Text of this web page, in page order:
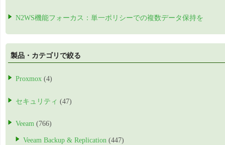
N2WS機能フォーカス：単一ポリシーでの複数データ保持を
製品・カテゴリで絞る
Proxmox (4)
セキュリティ (47)
Veeam (766)
Veeam Backup & Replication (447)